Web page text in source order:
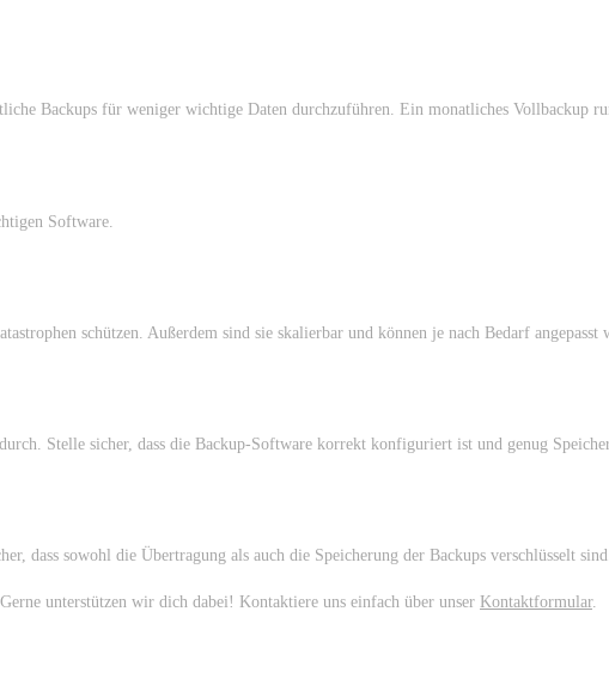
Backups für weniger wichtige Daten durchzuführen. Ein monatliches Vollbackup
Software.
schützen. Außerdem sind sie skalierbar und können je nach Bedarf angepasst
Stelle sicher, dass die Backup-Software korrekt konfiguriert ist und genug
dass sowohl die Übertragung als auch die Speicherung der Backups verschlüsselt
unterstützen wir dich dabei! Kontaktiere uns einfach über unser Kontaktformular.